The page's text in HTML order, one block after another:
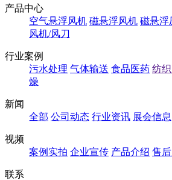
产品中心
空气悬浮风机 磁悬浮风机 磁悬浮
风机/风刀
行业案例
污水处理 气体输送 食品医药 纺
燥
新闻
全部 公司动态 行业资讯 展会信息
视频
案例实拍 企业宣传 产品介绍 售
联系